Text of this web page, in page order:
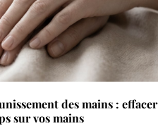
des mains : effacer
sur vos mains